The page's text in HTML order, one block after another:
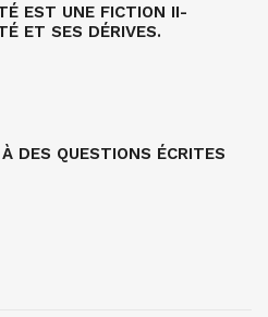
EST UNE FICTION II-
ET SES DÉRIVES.
DES QUESTIONS ÉCRITES